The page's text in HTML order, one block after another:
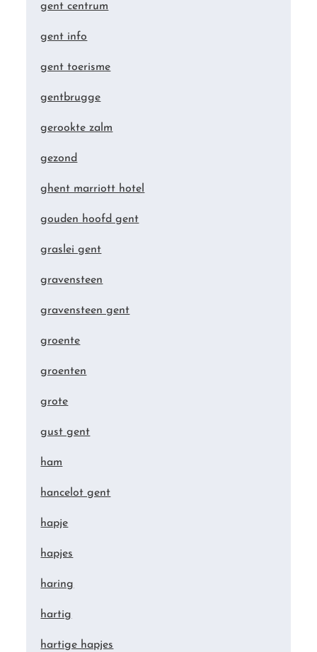
gent centrum
gent info
gent toerisme
gentbrugge
gerookte zalm
gezond
ghent marriott hotel
gouden hoofd gent
graslei gent
gravensteen
gravensteen gent
groente
groenten
grote
gust gent
ham
hancelot gent
hapje
hapjes
haring
hartig
hartige hapjes